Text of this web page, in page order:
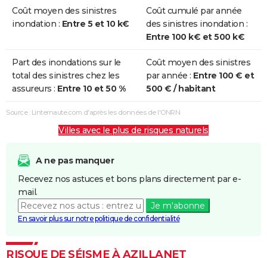
Inondations
et/ou
11/08/1997 11/08/1997 1 j Oui
Inondations
et/ou
Coulées de
01/06/1997 01/06/1997 1 j Oui
et/ou
Coût moyen des sinistres
inondation : Entre 5 et 10 k€
Coût cumulé par année
des sinistres inondation :
Entre 100 k€ et 500 k€
Part des inondations sur le
total des sinistres chez les
assureurs : Entre 10 et 50 %
Coût moyen des sinistres
par année : Entre 100 € et
500 € / habitant
Source : Linternaute.com d'après les données de l'ONRN
Villes avec le plus de risques naturels
A ne pas manquer
Recevez nos astuces et bons plans directement par e-
mail.
Je m'abonne
En savoir plus sur notre politique de confidentialité
RISQUE DE SÉISME À AZILLANET